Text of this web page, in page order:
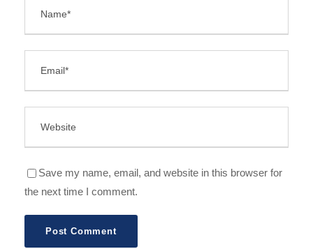
Save my name, email, and website in this browser for
the next time I comment.